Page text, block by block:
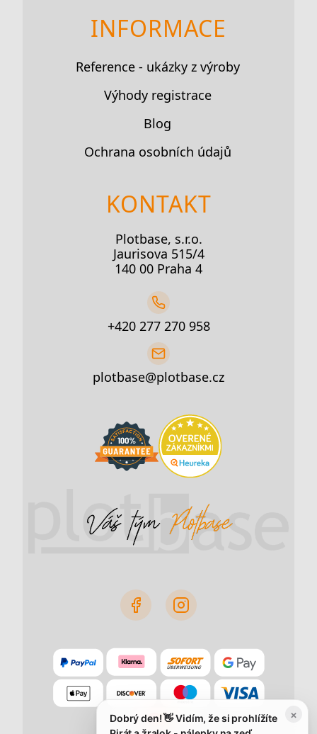
INFORMACE
Reference - ukázky z výroby
Výhody registrace
Blog
Ochrana osobních údajů
KONTAKT
Plotbase, s.r.o.
Jaurisova 515/4
140 00 Praha 4
+420 277 270 958
plotbase@plotbase.cz
×
Dobrý den! 👋 Vidím, že si prohlížíte